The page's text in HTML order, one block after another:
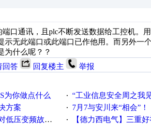
口通讯，且plc不断发送数据给工控机。
示无此端口或此端口已作他用。而另外一
为什么呢？？
回答 回复楼主 举报
为你做点什么 · “工业信息安全周之我见”话题互动获
方案 · 7月7与安川来“相会”！
老手是这样解决的！ · 【德力西电气】三重好礼